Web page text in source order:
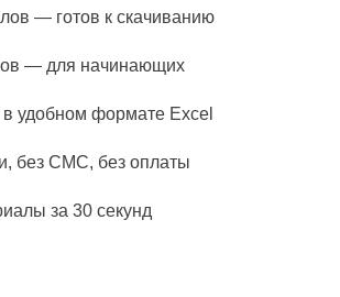
— готов к скачиванию
— для начинающих
удобном формате Excel
без СМС, без оплаты
за 30 секунд